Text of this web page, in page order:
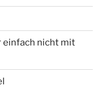
einfach nicht mit